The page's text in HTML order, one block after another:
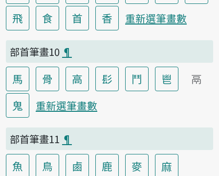
飛
食 首 香 重新選筆畫數
部首筆畫10 ¶
馬 骨 高 髟 鬥 鬯
鬲
鬼
重新選筆畫數
部首筆畫11 ¶
魚 鳥 鹵 鹿 麥 麻